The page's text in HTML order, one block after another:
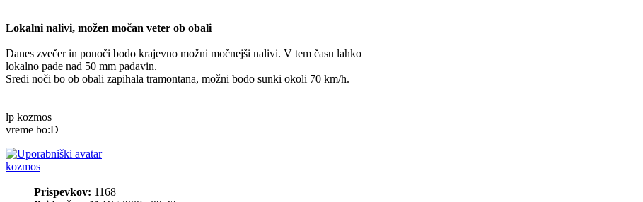
Lokalni nalivi, možen močan veter ob obali
Danes zvečer in ponoči bodo krajevno možni močnejši nalivi. V tem času lahko
lokalno pade nad 50 mm padavin.
Sredi noči bo ob obali zapihala tramontana, možni bodo sunki okoli 70 km/h.
lp kozmos
vreme bo:D
kozmos
Prispevkov: 1168